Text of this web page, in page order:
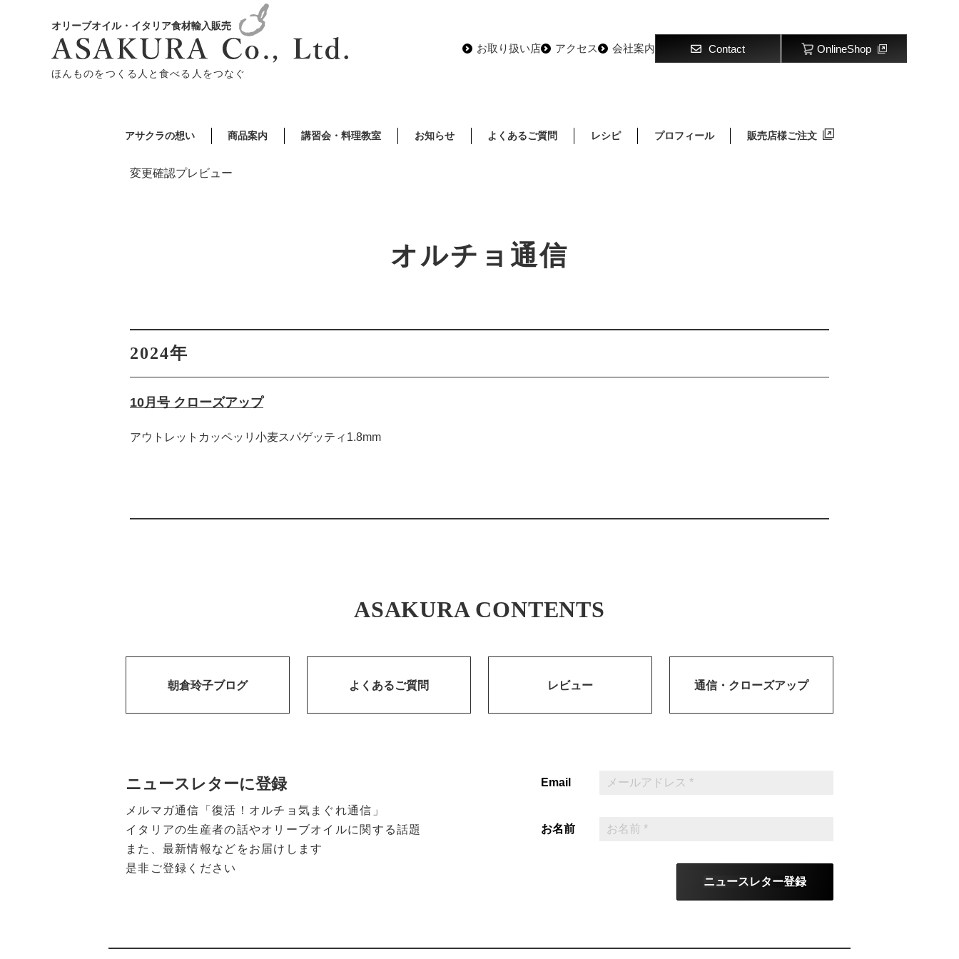
オリーブオイル・イタリア食材輸入販売
お取り扱い店 アクセス 会社案内 Contact OnlineShop
ほんものをつくる人と食べる人をつなぐ
アサクラの想い 商品案内 講習会・料理教室 お知らせ よくあるご質問 レシピ プロフィール 販売店様ご注文
変更確認プレビュー
オルチョ通信
2024年
10月号 クローズアップ
アウトレットカッペッリ小麦スパゲッティ1.8mm
ASAKURA CONTENTS
朝倉玲子ブログ よくあるご質問 レビュー 通信・ クローズアップ
ニュースレターに登録
メルマガ通信「復活！オルチョ気まぐれ通信」
イタリアの生産者の話やオリーブオイルに関する話題
また、最新情報などをお届けします
是非ご登録ください
Email
お名前
ニュースレター登録